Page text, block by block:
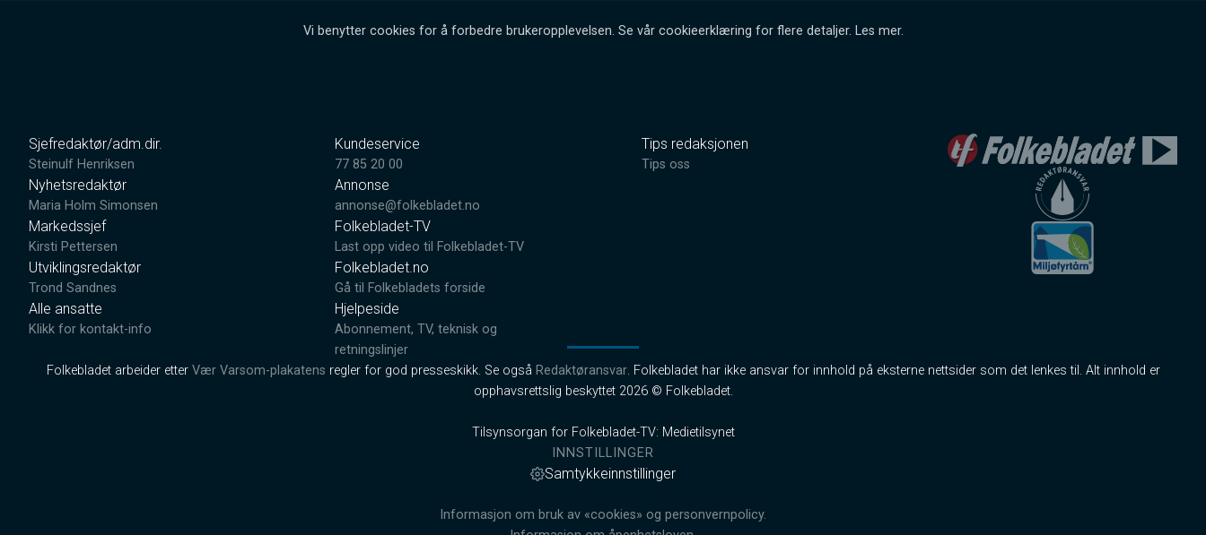
Vi benytter cookies for å forbedre brukeropplevelsen. Se vår cookieerklæring for flere detaljer. Les mer.
Sjefredaktør/adm.dir.
Steinulf Henriksen
Nyhetsredaktør
Maria Holm Simonsen
Markedssjef
Kirsti Pettersen
Utviklingsredaktør
Trond Sandnes
Alle ansatte
Klikk for kontakt-info
Kundeservice
77 85 20 00
Annonse
annonse@folkebladet.no
Folkebladet-TV
Last opp video til Folkebladet-TV
Folkebladet.no
Gå til Folkebladets forside
Hjelpeside
Abonnement, TV, teknisk og
retningslinjer
Tips redaksjonen
Tips oss
Folkebladet arbeider etter Vær Varsom-plakatens regler for god presseskikk. Se også Redaktøransvar. Folkebladet har ikke ansvar for innhold på eksterne nettsider som det lenkes til. Alt innhold er
opphavsrettslig beskyttet 2026 © Folkebladet.
Tilsynsorgan for Folkebladet-TV: Medietilsynet
INNSTILLINGER
Samtykkeinnstillinger
Informasjon om bruk av «cookies» og personvernpolicy.